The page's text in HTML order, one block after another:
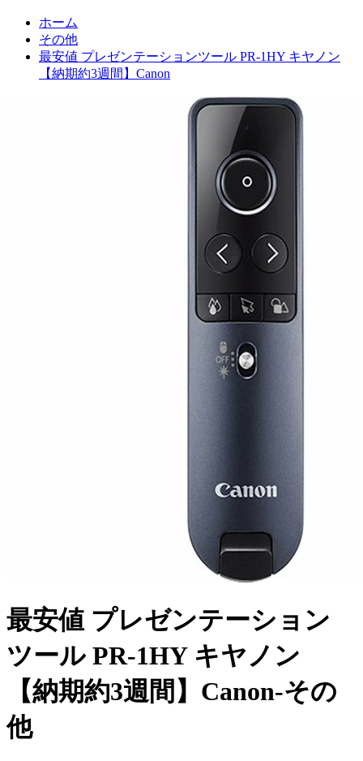
ホーム
その他
最安値 プレゼンテーションツール PR-1HY キヤノン
【納期約3週間】Canon
最安値 プレゼンテーション
ツール PR-1HY キヤノン
【納期約3週間】Canon-その
他